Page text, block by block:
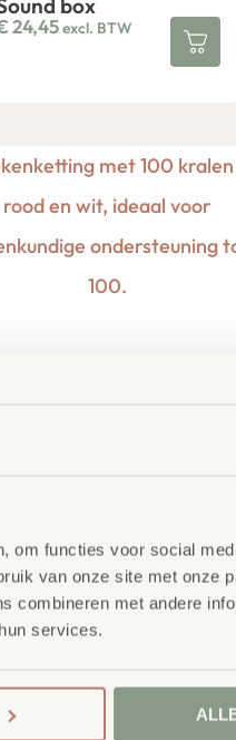
om functies voor social
van onze site met onze
combineren met andere
services.
box
24,45excl. BTW